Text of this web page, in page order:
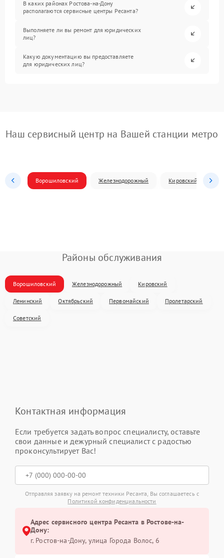
В каких районах Ростова-на-Дону
располагаются сервисные центры Ресанта?
Выполняете ли вы ремонт для юридических
лиц?
Какую документацию вы предоставляете
для юридических лиц?
Наш сервисный центр на Вашей станции метро
Ворошиловский Железнодорожный Кировский
Районы обслуживания
Ворошиловский Железнодорожный Кировский
Ленинский Октябрьский Первомайский Пролетарский
Советский
Контактная информация
Если требуется задать вопрос специалисту, оставьте
свои данные и дежурный специалист с радостью
проконсультирует Вас!
Отправляя заявку на ремонт техники Ресанта, Вы соглашаетесь с
Политикой конфиденциальности
Адрес сервисного центра Ресанта в Ростове-на-
Дону:
г. Ростов-на-Дону, улица Города Волос, 6